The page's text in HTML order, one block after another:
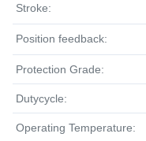
Stroke:
Position feedback:
Protection Grade:
Dutycycle:
Operating Temperature: